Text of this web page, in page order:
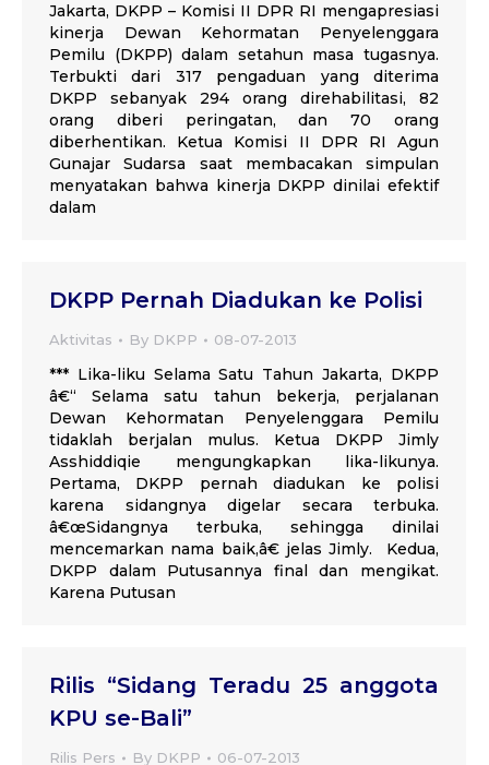
Jakarta, DKPP – Komisi II DPR RI mengapresiasi
kinerja Dewan Kehormatan Penyelenggara
Pemilu (DKPP) dalam setahun masa tugasnya.
Terbukti dari 317 pengaduan yang diterima
DKPP sebanyak 294 orang direhabilitasi, 82
orang diberi peringatan, dan 70 orang
diberhentikan. Ketua Komisi II DPR RI Agun
Gunajar Sudarsa saat membacakan simpulan
menyatakan bahwa kinerja DKPP dinilai efektif
dalam
DKPP Pernah Diadukan ke Polisi
Aktivitas By DKPP 08-07-2013
*** Lika-liku Selama Satu Tahun Jakarta, DKPP
â€“ Selama satu tahun bekerja, perjalanan
Dewan Kehormatan Penyelenggara Pemilu
tidaklah berjalan mulus. Ketua DKPP Jimly
Asshiddiqie mengungkapkan lika-likunya.
Pertama, DKPP pernah diadukan ke polisi
karena sidangnya digelar secara terbuka.
â€œSidangnya terbuka, sehingga dinilai
mencemarkan nama baik,â€ jelas Jimly. Kedua,
DKPP dalam Putusannya final dan mengikat.
Karena Putusan
Rilis “Sidang Teradu 25 anggota
KPU se-Bali”
Rilis Pers By DKPP 06-07-2013